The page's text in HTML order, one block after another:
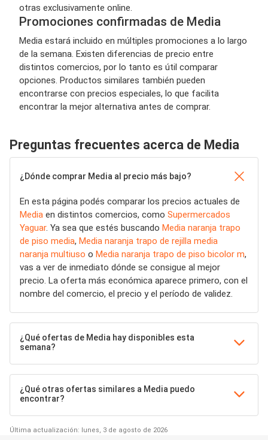
otras exclusivamente online.
Promociones confirmadas de Media
Media estará incluido en múltiples promociones a lo largo
de la semana. Existen diferencias de precio entre
distintos comercios, por lo tanto es útil comparar
opciones. Productos similares también pueden
encontrarse con precios especiales, lo que facilita
encontrar la mejor alternativa antes de comprar.
Preguntas frecuentes acerca de Media
¿Dónde comprar Media al precio más bajo?
En esta página podés comparar los precios actuales de
Media en distintos comercios, como Supermercados
Yaguar. Ya sea que estés buscando Media naranja trapo
de piso media, Media naranja trapo de rejilla media
naranja multiuso o Media naranja trapo de piso bicolor m,
vas a ver de inmediato dónde se consigue al mejor
precio. La oferta más económica aparece primero, con el
nombre del comercio, el precio y el período de validez.
¿Qué ofertas de Media hay disponibles esta
semana?
¿Qué otras ofertas similares a Media puedo
encontrar?
Última actualización: lunes, 3 de agosto de 2026